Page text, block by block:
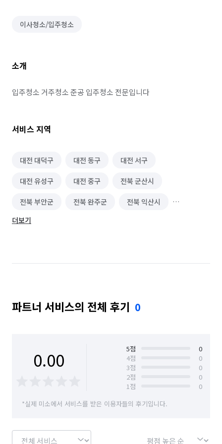
이사청소/입주청소
소개
서비스 지역
대전 대덕구 대전 동구 대전 서구
대전 유성구 대전 중구 전북 군산시
전북 부안군 전북 완주군 전북 익산시
전북 전주시 덕진구
충남 논산시 충남 보령시 충남 부여군
더보기
파트너 서비스의 전체 후기 0
0.00 5점
0
4점
0
3점
0
2점
0
1점
0
*실제 미소에서 서비스를 받은 이용자들의 후기입니다.